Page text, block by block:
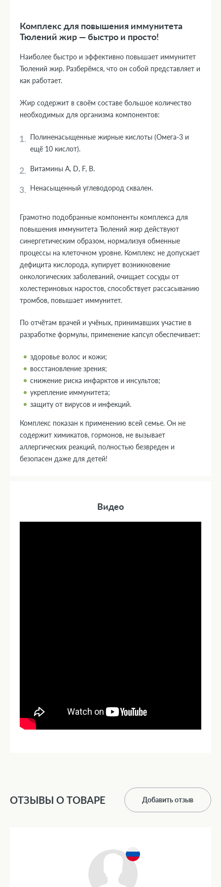
Комплекс для повышения иммунитета
Тюлений жир — быстро и просто!
Наиболее быстро и эффективно повышает иммунитет
Тюлений жир. Разберёмся, что он собой представляет и
как работает.
Жир содержит в своём составе большое количество
необходимых для организма компонентов:
Полиненасыщенные жирные кислоты (Омега-3 и
ещё 10 кислот).
Витамины A, D, F, B.
Ненасыщенный углеводород сквален.
Грамотно подобранные компоненты комплекса для
повышения иммунитета Тюлений жир действуют
синергетическим образом, нормализуя обменные
процессы на клеточном уровне. Комплекс не допускает
дефицита кислорода, купирует возникновение
онкологических заболеваний, очищает сосуды от
холестериновых наростов, способствует рассасыванию
тромбов, повышает иммунитет.
По отчётам врачей и учёных, принимавших участие в
разработке формулы, применение капсул обеспечивает:
здоровье волос и кожи;
восстановление зрения;
снижение риска инфарктов и инсультов;
укрепление иммунитета;
защиту от вирусов и инфекций.
Комплекс показан к применению всей семье. Он не
содержит химикатов, гормонов, не вызывает
аллергических реакций, полностью безвреден и
безопасен даже для детей!
Видео
ОТЗЫВЫ О ТОВАРЕ Добавить отзыв